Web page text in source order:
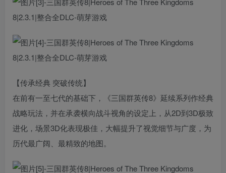
【传承经典 突破传统】
在前有一至七代的基础下，《三国群英传8》延续系列作经典
战略玩法，并在承袭横向战斗视角的设定上，从2D到3D极致
进化，场景3D化表现极佳，大幅提升了视觉细节与广度，为
历代最广阔、最精致的地图。